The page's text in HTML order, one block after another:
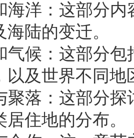
海洋：这部分
陆的变迁。
气候：这部分
以及世界不同地
聚落：这部分
住地的分布。